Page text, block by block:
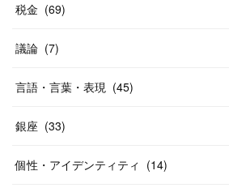
税金 (69)
議論 (7)
言語・言葉・表現 (45)
銀座 (33)
個性・アイデンティティ (14)